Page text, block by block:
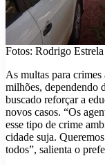
Fotos: Rodrigo Estrela
As multas para
milhões, dependendo
buscado reforçar a
novos casos. “Os
esse tipo de crime
cidade suja.
todos”, salienta o